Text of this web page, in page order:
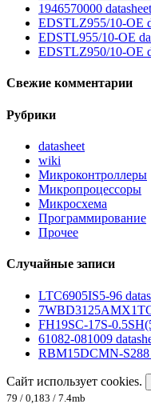
1946570000 datasheet
EDSTLZ955/10-OE
EDSTL955/10-OE
EDSTLZ950/10-OE
Свежие комментарии
Рубрики
datasheet
wiki
Микроконтроллеры
Микропроцессоры
Микросхема
Программирование
Прочее
Случайные записи
LTC6905IS5-96
FH19SC-17S-
61082-081009
RBM15DCMN-S288
Сайт использует cookies.
79 / 0,183 / 7.4mb